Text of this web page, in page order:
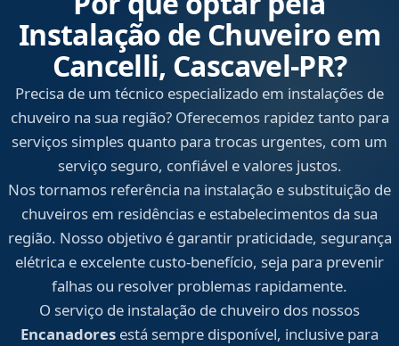
Instalação de Chuveiro em
Cancelli, Cascavel‑PR?
Precisa de um técnico especializado em instalações de
chuveiro na sua região? Oferecemos rapidez tanto para
serviços simples quanto para trocas urgentes, com um
serviço seguro, confiável e valores justos.
Nos tornamos referência na instalação e substituição de
chuveiros em residências e estabelecimentos da sua
região. Nosso objetivo é garantir praticidade, segurança
elétrica e excelente custo-benefício, seja para prevenir
falhas ou resolver problemas rapidamente.
O serviço de instalação de chuveiro dos nossos
Encanadores está sempre disponível, inclusive para